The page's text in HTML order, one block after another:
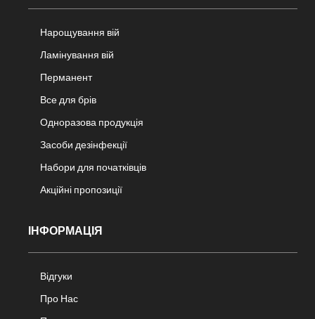
Нарощування вій
Ламінування вій
Перманент
Все для брів
Одноразова продукція
Засоби дезінфекції
Набори для початківців
Акційні пропозиції
ІНФОРМАЦІЯ
Відгуки
Про Нас